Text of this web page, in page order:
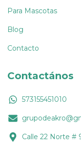
Para Mascotas
Blog
Contacto
Contactános
573155451010
Calle 22 Norte #